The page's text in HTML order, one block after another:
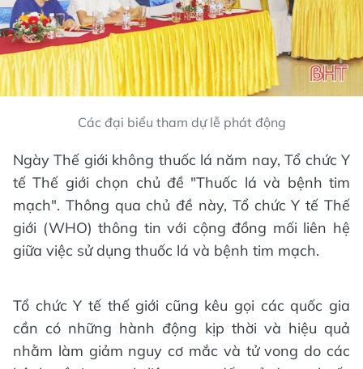
Các đại biểu tham dự lễ phát động
Ngày Thế giới không thuốc lá năm nay, Tổ chức Y
tế Thế giới chọn chủ đề "Thuốc lá và bệnh tim
mạch". Thông qua chủ đề này, Tổ chức Y tế Thế
giới (WHO) thông tin với cộng đồng mối liên hệ
giữa việc sử dụng thuốc lá và bệnh tim mạch.
Tổ chức Y tế thế giới cũng kêu gọi các quốc gia
cần có những hành động kịp thời và hiệu quả
nhằm làm giảm nguy cơ mắc và tử vong do các